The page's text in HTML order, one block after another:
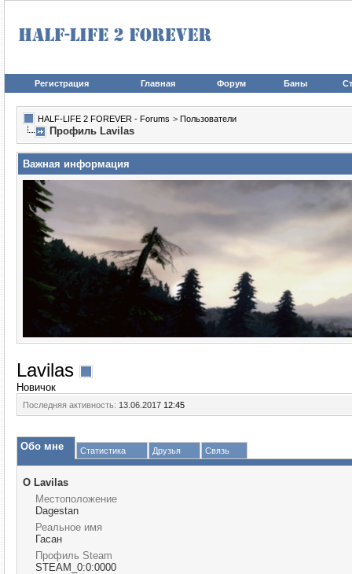
Регистрация Главная Форум Баны
HALF-LIFE 2 FOREVER - Forums > Пользователи
Профиль Lavilas
Важная информация
Lavilas
Новичок
Последняя активность: 13.06.2017 12:45
Обо мне Статистика Друзья Связь
О Lavilas
Местоположение
Dagestan
Реальное имя
Гасан
Профиль Steam
STEAM_0:0:0000